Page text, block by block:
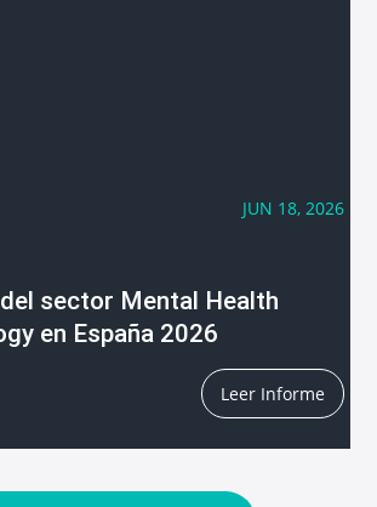
JUN 18, 2026
sector Mental Health
en España 2026
Leer Informe